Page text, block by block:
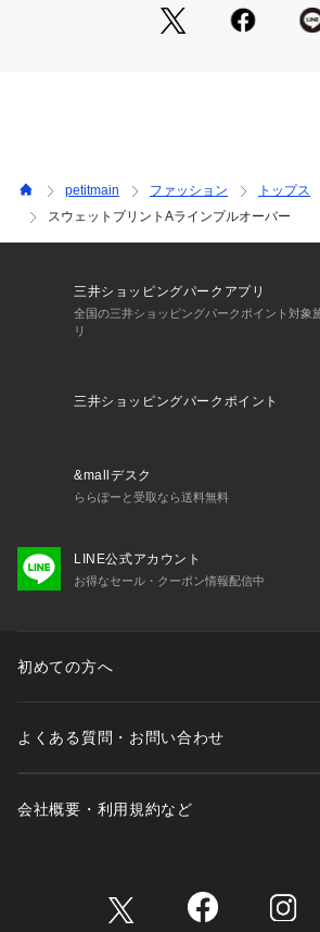
通園やお出かけに迷った日も、これさえあ
季節の変わり目にも着やすく、家でのお
また、お客様のお使いのPCのモニター環
違って見える場合が御座います。
予めご了承の上ご注文下さい。
━━━━━━━━━━━━
【 and D.petit main 】
━━━━━━━━━━━━
カジュアルで動きやすく着やすい、
【 対象 】
petitmain ファッション トップス
スウェットプリントAラインプルオーバー
三井ショッピングパークアプリ
全国の三井ショッピングパークポイント対象
リ
三井ショッピングパークポイント
&mallデスク
ららぽーと受取なら送料無料
LINE公式アカウント
お得なセール・クーポン情報配信中
初めての方へ
よくある質問・お問い合わせ
会社概要・利用規約など